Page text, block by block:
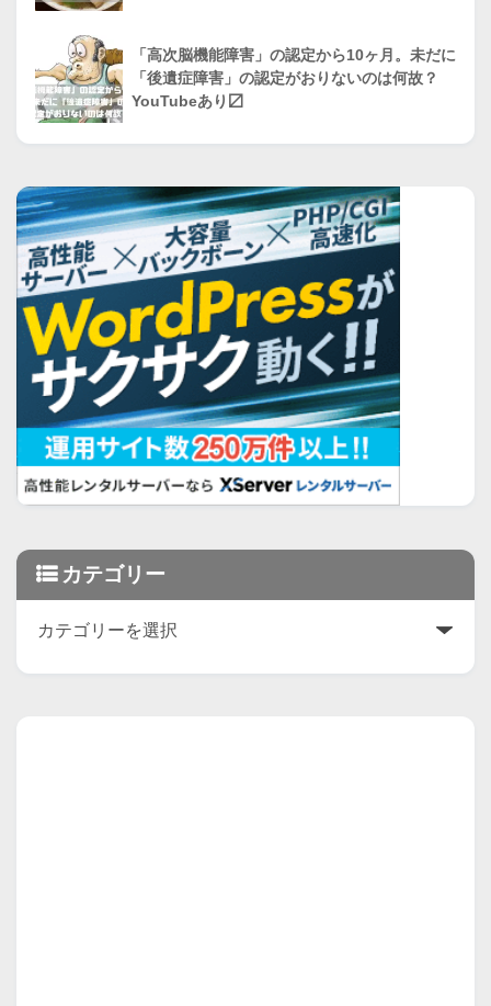
「高次脳機能障害」の認定から10ヶ月。未だに
「後遺症障害」の認定がおりないのは何故？
YouTubeあり〼
カテゴリー